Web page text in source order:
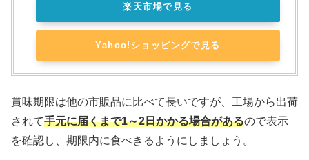
楽天市場で見る
Yahoo!ショッピングで見る
賞味期限は他の市販品に比べて長いですが、工場から出荷
されて手元に届くまで1～2日かかる場合があるので表示
を確認し、期限内に食べきるようにしましょう。